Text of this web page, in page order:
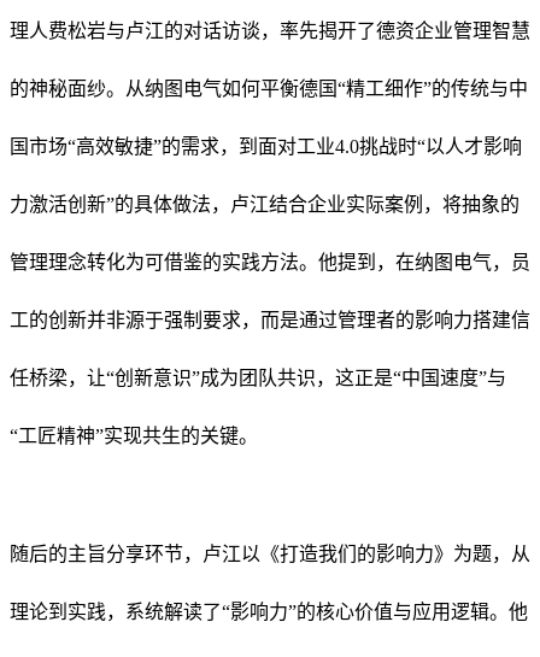
理人费松岩与卢江的对话访谈，率先揭开了德资企业管理智慧
的神秘面纱。从纳图电气如何平衡德国“精工细作”的传统与中
国市场“高效敏捷”的需求，到面对工业4.0挑战时“以人才影响
力激活创新”的具体做法，卢江结合企业实际案例，将抽象的
管理理念转化为可借鉴的实践方法。他提到，在纳图电气，员
工的创新并非源于强制要求，而是通过管理者的影响力搭建信
任桥梁，让“创新意识”成为团队共识，这正是“中国速度”与
“工匠精神”实现共生的关键。
随后的主旨分享环节，卢江以《打造我们的影响力》为题，从
理论到实践，系统解读了“影响力”的核心价值与应用逻辑。他